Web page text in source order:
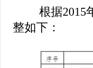
根据2015年
整如下：